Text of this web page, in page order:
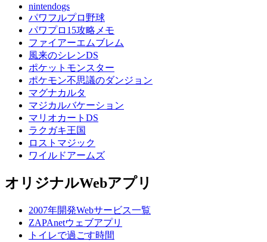
nintendogs
パワフルプロ野球
パワプロ15攻略メモ
ファイアーエムブレム
風来のシレンDS
ポケットモンスター
ポケモン不思議のダンジョン
マグナカルタ
マジカルバケーション
マリオカートDS
ラクガキ王国
ロストマジック
ワイルドアームズ
オリジナルWebアプリ
2007年開発Webサービス一覧
ZAPAnetウェブアプリ
トイレで過ごす時間